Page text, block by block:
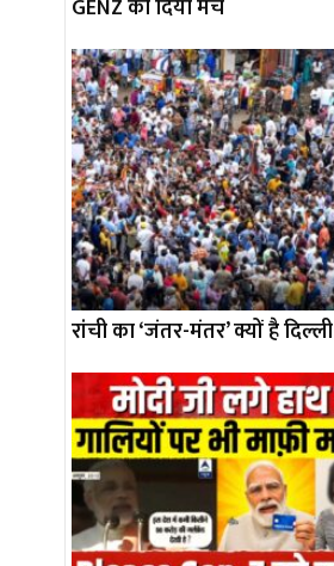
GENZ को दिया मंच
रांची का ‘जंतर-मंतर’ क्यों है